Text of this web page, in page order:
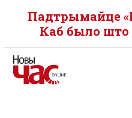
Падтрымайце
Каб было што